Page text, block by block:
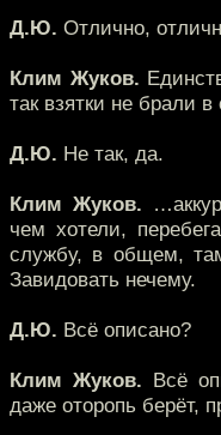
Д.Ю. Отлично,
Клим Жуков.
так взятки не брали
Д.Ю. Не так, да.
Клим Жуков.
чем хотели,
службу, в общем,
Завидовать нечему.
Д.Ю. Всё описано?
Клим Жуков. Всё
даже оторопь берёт,